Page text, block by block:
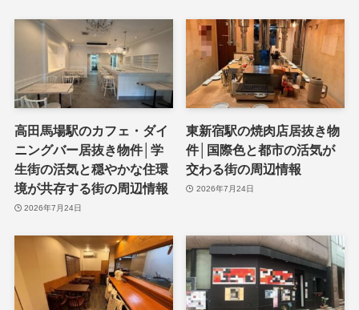
高田馬場駅のカフェ・ダイ
ニングバー居抜き物件│学
生街の活気と穏やかな住環
境が共存する街の周辺情報
2026年7月24日
東新宿駅の焼肉店居抜き物
件│国際色と都市の活気が
交わる街の周辺情報
2026年7月24日